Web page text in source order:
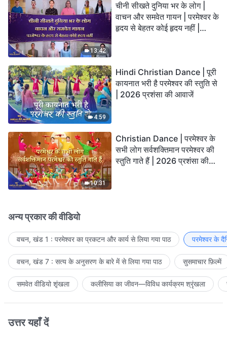
13:42
चीनी सीखते दुनिया भर के लोग |
वाचन और समवेत गायन | परमेश्वर के
हृदय से बेहतर कोई हृदय नहीं |
4:59
Hindi Christian Dance | पूरी
कायनात भरी है परमेश्वर की स्तुति से
| 2026 प्रशंसा की आवाजें
10:31
Christian Dance | परमेश्वर के
सभी लोग सर्वशक्तिमान परमेश्वर की
स्तुति गाते हैं | 2026 प्रशंसा की
अन्य प्रकार की वीडियो
वचन, खंड 1 : परमेश्वर का प्रकटन और कार्य से लिया गया पाठ परमेश्वर के
वचन, खंड 7 : सत्य के अनुसरण के बारे में से लिया गया पाठ सुसमाचार फ़िल्में
समवेत वीडियो शृंखला कलीसिया का जीवन—विविध कार्यक्रम श्रृंखला
उत्तर यहाँ दें